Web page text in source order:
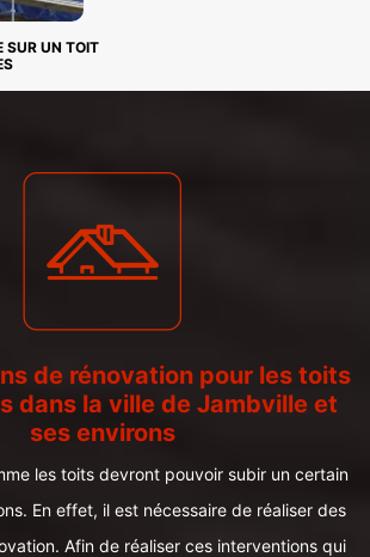
SUR UN TOIT
de rénovation pour les toits
dans la ville de Jambville et
ses environs
les toits devront pouvoir subir un certain
En effet, il est nécessaire de réaliser des
Afin de réaliser ces interventions qui